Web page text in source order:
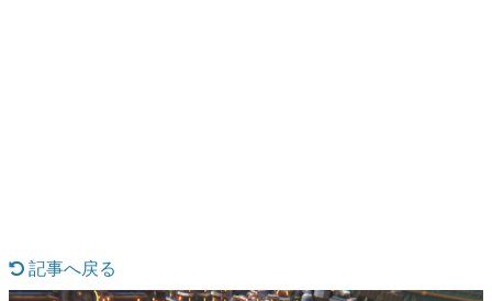
カテゴリ
記事へ戻る